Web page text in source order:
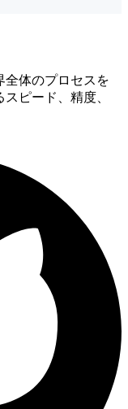
全体のプロセスを
ピード、精度、